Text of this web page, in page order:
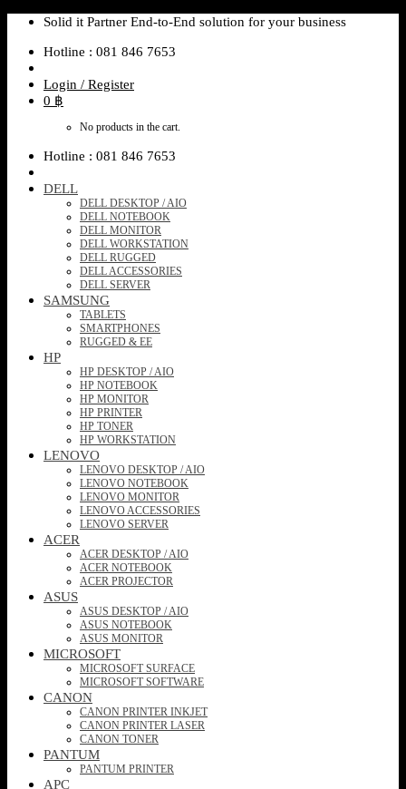
Skip
content
Solid it Partner End-to-End solution for your business
Hotline : 081 846 7653
Login / Register
0 ฿
No products in the cart.
Hotline : 081 846 7653
DELL
DELL DESKTOP / AIO
DELL NOTEBOOK
DELL MONITOR
DELL WORKSTATION
DELL RUGGED
DELL ACCESSORIES
DELL SERVER
SAMSUNG
TABLETS
SMARTPHONES
RUGGED & EE
HP
HP DESKTOP / AIO
HP NOTEBOOK
HP MONITOR
HP PRINTER
HP TONER
HP WORKSTATION
LENOVO
LENOVO DESKTOP / AIO
LENOVO NOTEBOOK
LENOVO MONITOR
LENOVO ACCESSORIES
LENOVO SERVER
ACER
ACER DESKTOP / AIO
ACER NOTEBOOK
ACER PROJECTOR
ASUS
ASUS DESKTOP / AIO
ASUS NOTEBOOK
ASUS MONITOR
MICROSOFT
MICROSOFT SURFACE
MICROSOFT SOFTWARE
CANON
CANON PRINTER INKJET
CANON PRINTER LASER
CANON TONER
PANTUM
PANTUM PRINTER
APC